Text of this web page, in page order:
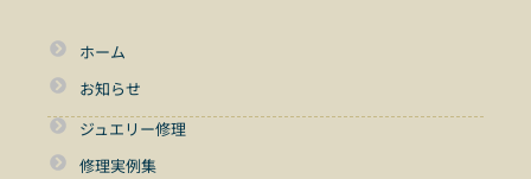
ホーム
お知らせ
ジュエリー修理
修理実例集